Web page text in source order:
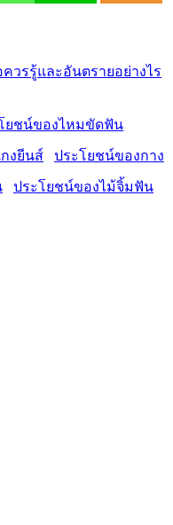
ประโยชน์ของกาง
ประโยชน์ของไม้จิ้มฟัน